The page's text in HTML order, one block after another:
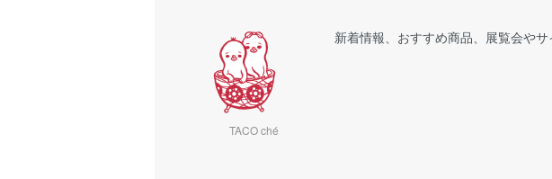
TACO ché
新着情報、おすすめ商品、展覧会や